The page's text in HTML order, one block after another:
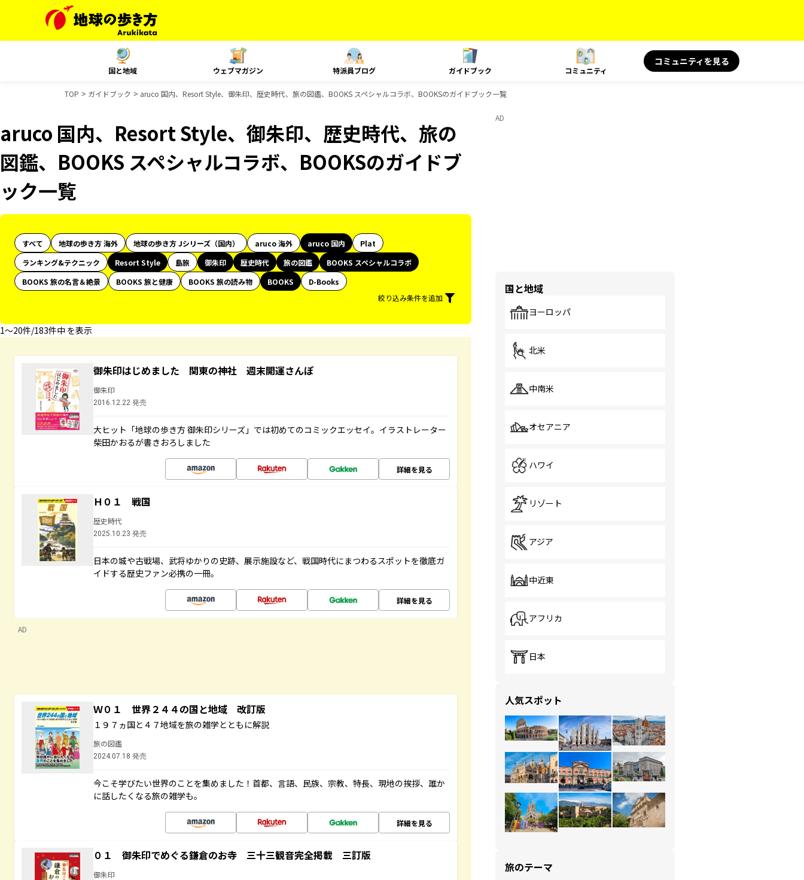
国と地域 ウェブマガジン 特派員ブログ ガイドブック コミュニティ
コミュニティを見る
TOP ガイドブック aruco 国内、Resort Style、御朱印、歴史時代、旅の図鑑、BOOKS スペシャルコラボ、BOOKSのガイドブック一覧
aruco 国内、Resort Style、御朱印、歴史時代、旅の
図鑑、BOOKS スペシャルコラボ、BOOKSのガイドブ
ック一覧
すべて 地球の歩き方 海外 地球の歩き方 Jシリーズ（国内） aruco 海外 aruco 国内
Plat
ランキング&テクニック
Resort Style 島旅 御朱印 歴史時代 旅の図鑑
BOOKS スペシャルコラボ
BOOKS 旅の名言＆絶景
BOOKS 旅と健康 BOOKS 旅の読み物 BOOKS
D-Books
絞り込み条件を追加
1〜20件/183件中 を表示
御朱印はじめました 関東の神社 週末開運さんぽ
御朱印
2016.12.22 発売
大ヒット「地球の歩き方 御朱印シリーズ」では初めてのコミックエッセイ。イラストレーター
柴田かおるが書きおろしました
詳細を見る
Ｈ０１ 戦国
歴史時代
2025.10.23 発売
日本の城や古戦場、武将ゆかりの史跡、展示施設など、戦国時代にまつわるスポットを徹底ガ
イドする歴史ファン必携の一冊。
詳細を見る
AD
Ｗ０１ 世界２４４の国と地域 改訂版
１９７ヵ国と４７地域を旅の雑学とともに解説
旅の図鑑
2024.07.18 発売
今こそ学びたい世界のことを集めました！首都、言語、民族、宗教、特長、現地の挨拶、誰か
に話したくなる旅の雑学も。
詳細を見る
０１ 御朱印でめぐる鎌倉のお寺 三十三観音完全掲載 三訂版
御朱印
AD
国と地域
ヨーロッパ
北米
中南米
オセアニア
ハワイ
リゾート
アジア
中近東
アフリカ
日本
人気スポット
旅のテーマ